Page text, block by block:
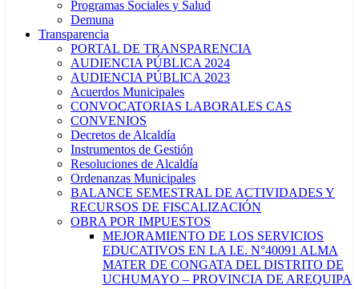
Programas Sociales y Salud
Demuna
Transparencia
PORTAL DE TRANSPARENCIA
AUDIENCIA PÚBLICA 2024
AUDIENCIA PÚBLICA 2023
Acuerdos Municipales
CONVOCATORIAS LABORALES CAS
CONVENIOS
Decretos de Alcaldía
Instrumentos de Gestión
Resoluciones de Alcaldía
Ordenanzas Municipales
BALANCE SEMESTRAL DE ACTIVIDADES Y
RECURSOS DE FISCALIZACIÓN
OBRA POR IMPUESTOS
MEJORAMIENTO DE LOS SERVICIOS
EDUCATIVOS EN LA I.E. N°40091 ALMA
MATER DE CONGATA DEL DISTRITO DE
UCHUMAYO – PROVINCIA DE AREQUIPA